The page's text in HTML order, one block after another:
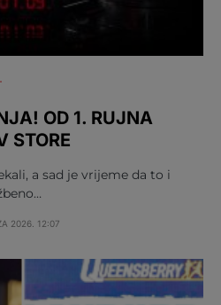
OD 1. RUJNA
STORE
a sad je vrijeme da to i
2026. 12:07